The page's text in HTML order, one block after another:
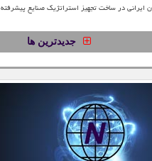
ایرانی در ساخت تجهیز استراتژیک صنایع پیشرفته
جدیدترین ها